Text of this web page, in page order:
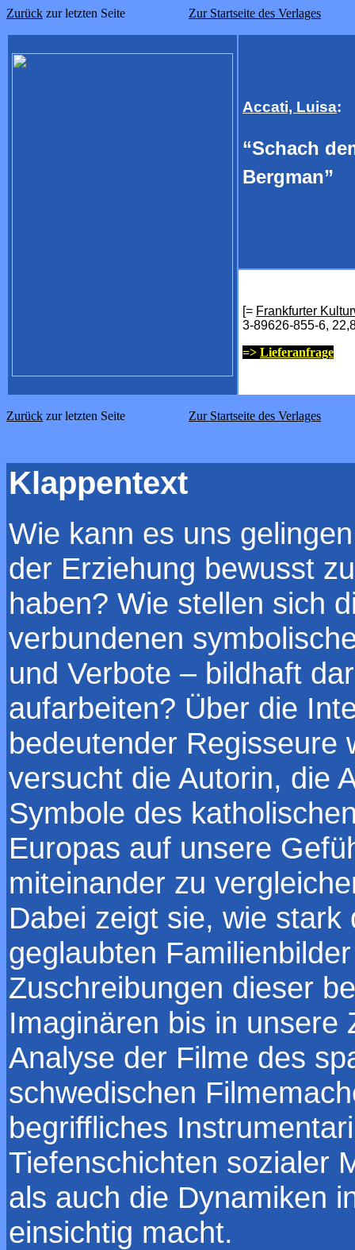
Zurück zur letzten Seite Zur Startseite des Verlages
Accati, Luisa:
“Schach
Bergman”
[= Frankfurter
3-89626-855-6,
=> Lieferanfrage
Zurück zur letzten Seite Zur Startseite des Verlages
Klappentext
Wie kann es uns
der Erziehung bewusst
haben? Wie stellen sich
verbundenen
und Verbote – bildhaft
aufarbeiten? Über die
bedeutender Regisseure
versucht die Autorin, die
Symbole des
Europas auf unsere
miteinander zu
Dabei zeigt sie, wie
geglaubten
Zuschreibungen dieser
Imaginären bis in unsere
Analyse der Filme des
schwedischen
begriffliches
Tiefenschichten sozialer
als auch die Dynamiken
einsichtig macht.